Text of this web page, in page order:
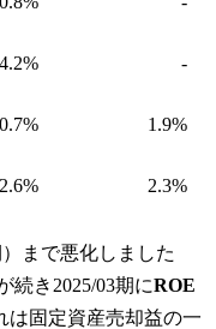
-
1.9%
2.3%
）まで悪化しました
続き2025/03期にROE
は固定資産売却益の一